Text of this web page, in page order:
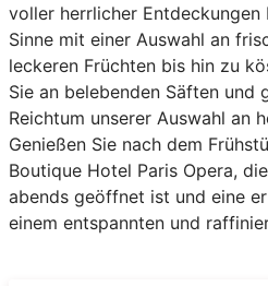
voller herrlicher Entdeckungen
Sinne mit einer Auswahl an
leckeren Früchten bis hin zu
Sie an belebenden Säften und
Reichtum unserer Auswahl an
Genießen Sie nach dem
Boutique Hotel Paris Opera,
abends geöffnet ist und eine
einem entspannten und